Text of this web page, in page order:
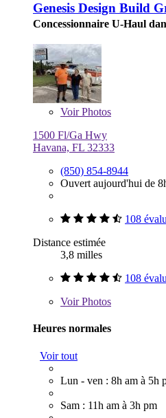
Genesis Design Build
Concessionnaire U-Haul
VoirPhotos
1500 Fl/Ga Hwy
Havana, FL 32333
(850) 854-8944
Ouvert aujourd'hui de
108
Distance estimée
3,8 milles
108
VoirPhotos
Heures normales
Voir tout
Lun - ven : 8h am à 5h
Sam : 11h am à 3h pm